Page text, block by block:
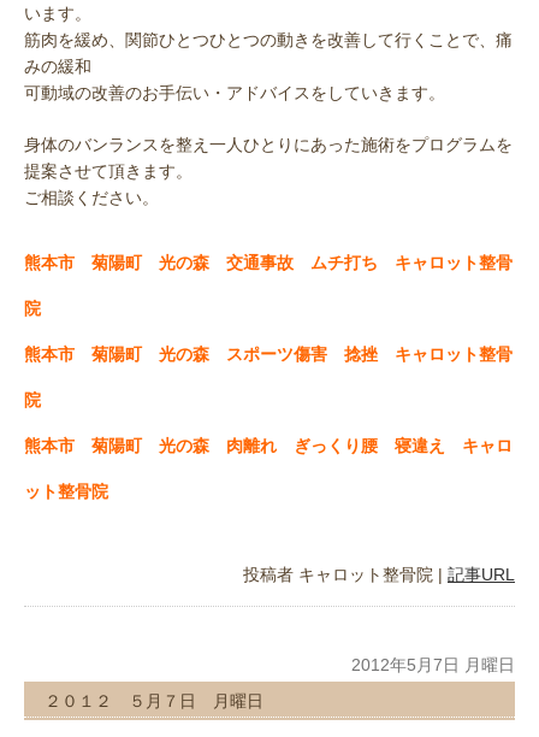
います。
筋肉を緩め、関節ひとつひとつの動きを改善して行くことで、痛
みの緩和
可動域の改善のお手伝い・アドバイスをしていきます。
身体のバンランスを整え一人ひとりにあった施術をプログラムを
提案させて頂きます。
ご相談ください。
熊本市 菊陽町 光の森 交通事故 ムチ打ち キャロット整骨
院
熊本市 菊陽町 光の森 スポーツ傷害 捻挫 キャロット整骨
院
熊本市 菊陽町 光の森 肉離れ ぎっくり腰 寝違え キャロ
ット整骨院
投稿者 キャロット整骨院 | 記事URL
2012年5月7日 月曜日
２０１２ ５月７日 月曜日